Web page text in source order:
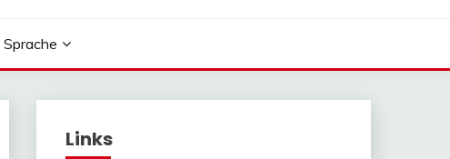
Sprache
Links